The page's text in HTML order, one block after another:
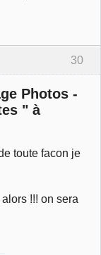
30
Photos -
" à
toute facon je
!!! on sera